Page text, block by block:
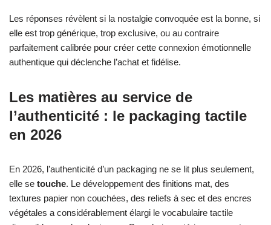
Les réponses révèlent si la nostalgie convoquée est la bonne, si
elle est trop générique, trop exclusive, ou au contraire
parfaitement calibrée pour créer cette connexion émotionnelle
authentique qui déclenche l’achat et fidélise.
Les matières au service de
l’authenticité : le packaging tactile
en 2026
En 2026, l’authenticité d’un packaging ne se lit plus seulement,
elle se touche. Le développement des finitions mat, des
textures papier non couchées, des reliefs à sec et des encres
végétales a considérablement élargi le vocabulaire tactile